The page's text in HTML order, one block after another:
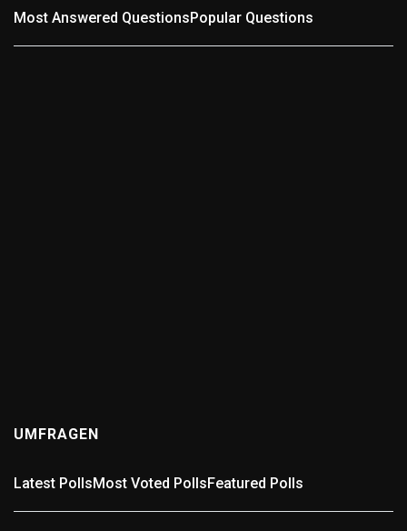
Most Answered QuestionsPopular Questions
UMFRAGEN
Latest PollsMost Voted PollsFeatured Polls